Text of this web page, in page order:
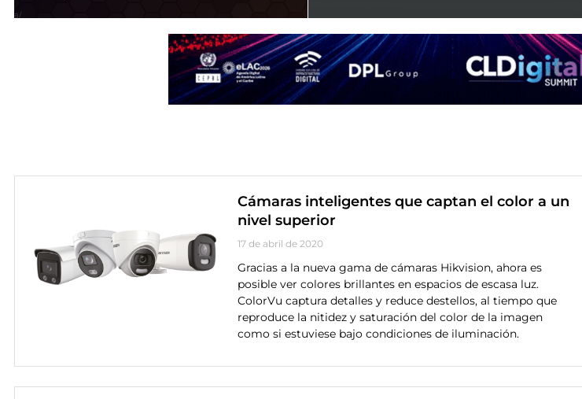
Cámaras inteligentes que captan el color a un
nivel superior
17 de abril de 2020
Gracias a la nueva gama de cámaras Hikvision, ahora es
posible ver colores brillantes en espacios de escasa luz.
ColorVu captura detalles y reduce destellos, al tiempo que
reproduce la nitidez y saturación del color de la imagen
como si estuviese bajo condiciones de iluminación.